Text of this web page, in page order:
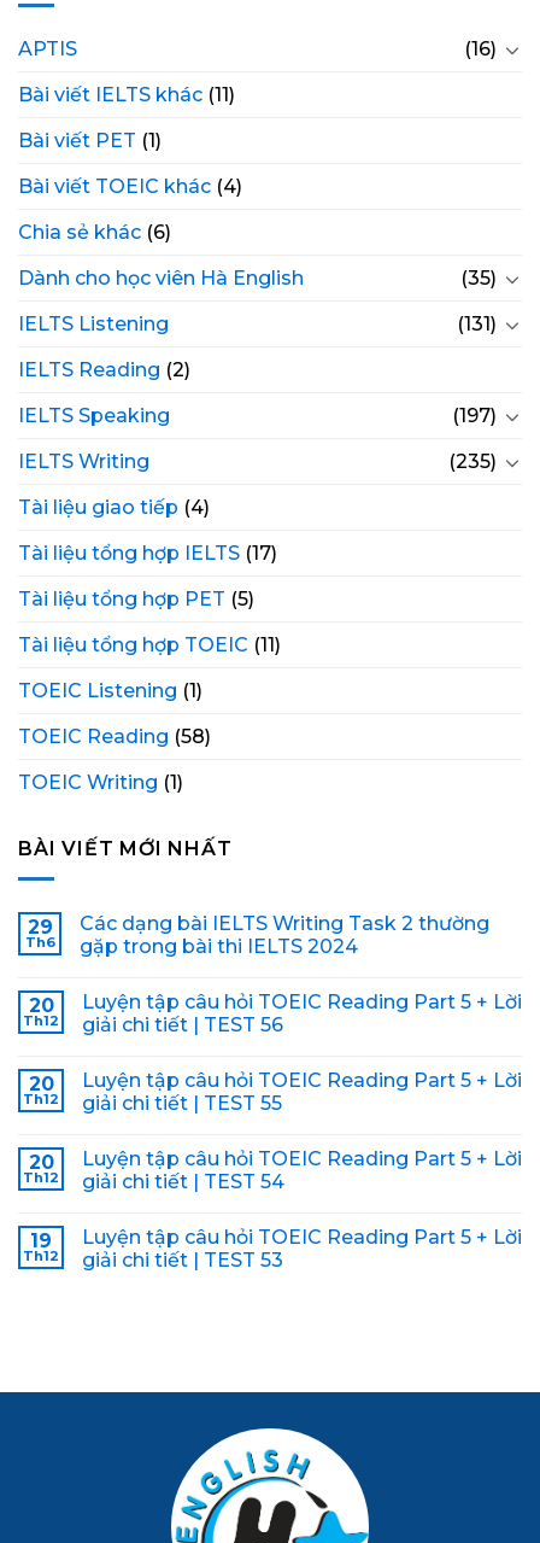
APTIS
(16)
Bài viết IELTS khác (11)
Bài viết PET (1)
Bài viết TOEIC khác (4)
Chia sẻ khác (6)
Dành cho học viên Hà English
(35)
IELTS Listening
(131)
IELTS Reading (2)
IELTS Speaking
(197)
IELTS Writing
(235)
Tài liệu giao tiếp (4)
Tài liệu tổng hợp IELTS (17)
Tài liệu tổng hợp PET (5)
Tài liệu tổng hợp TOEIC (11)
TOEIC Listening (1)
TOEIC Reading (58)
TOEIC Writing (1)
BÀI VIẾT MỚI NHẤT
29
Th6
Các dạng bài IELTS Writing Task 2 thường
gặp trong bài thi IELTS 2024
20
Th12
Luyện tập câu hỏi TOEIC Reading Part 5 + Lời
giải chi tiết | TEST 56
20
Th12
Luyện tập câu hỏi TOEIC Reading Part 5 + Lời
giải chi tiết | TEST 55
20
Th12
Luyện tập câu hỏi TOEIC Reading Part 5 + Lời
giải chi tiết | TEST 54
19
Th12
Luyện tập câu hỏi TOEIC Reading Part 5 + Lời
giải chi tiết | TEST 53